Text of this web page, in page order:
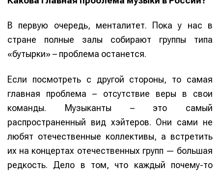
В первую очередь, менталитет. Пока у нас в
стране полные залы собирают группы типа
«бутырки» – проблема останется.
Если посмотреть с другой стороны, то самая
главная проблема – отсутствие веры в свои
команды. Музыканты – это самый
распространенный вид хэйтеров. Они сами не
любят отечественные коллективы, а встретить
их на концертах отечественных групп — большая
редкость. Дело в том, что каждый почему-то